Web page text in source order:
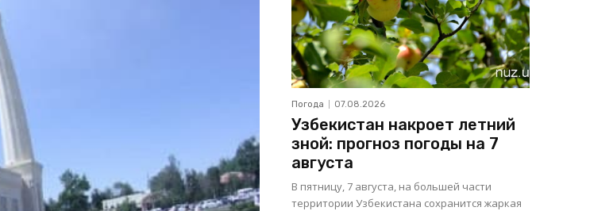
Погода 07.08.2026
Узбекистан накроет летний
зной: прогноз погоды на 7
августа
В пятницу, 7 августа, на большей части
территории Узбекистана сохранится жаркая